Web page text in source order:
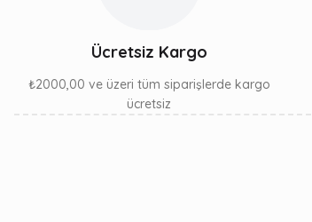
Ücretsiz Kargo
₺2000,00 ve üzeri tüm siparişlerde kargo
ücretsiz